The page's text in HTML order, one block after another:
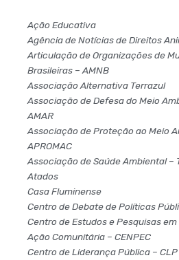
Ação Educativa
Agência de Notícias de Direitos
Articulação de Organizações de
Brasileiras – AMNB
Associação Alternativa Terrazul
Associação de Defesa do Meio
AMAR
Associação de Proteção ao Meio
APROMAC
Associação de Saúde Ambiental –
Atados
Casa Fluminense
Centro de Debate de Políticas
Centro de Estudos e Pesquisas
Ação Comunitária – CENPEC
Centro de Liderança Pública – CLP